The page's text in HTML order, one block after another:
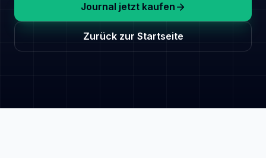
Journal jetzt kaufen
Zurück zur Startseite